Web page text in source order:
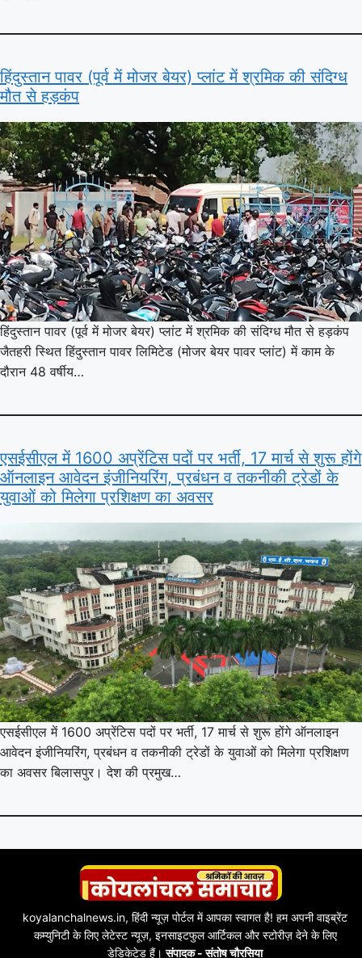
हिंदुस्तान पावर (पूर्व में मोजर बेयर) प्लांट में श्रमिक की संदिग्ध
मौत से हड़कंप
हिंदुस्तान पावर (पूर्व में मोजर बेयर) प्लांट में श्रमिक की संदिग्ध मौत से हड़कंप
जैतहरी स्थित हिंदुस्तान पावर लिमिटेड (मोजर बेयर पावर प्लांट) में काम के
दौरान 48 वर्षीय…
एसईसीएल में 1600 अप्रेंटिस पदों पर भर्ती, 17 मार्च से शुरू होंगे
ऑनलाइन आवेदन इंजीनियरिंग, प्रबंधन व तकनीकी ट्रेडों के
युवाओं को मिलेगा प्रशिक्षण का अवसर
एसईसीएल में 1600 अप्रेंटिस पदों पर भर्ती, 17 मार्च से शुरू होंगे ऑनलाइन
आवेदन इंजीनियरिंग, प्रबंधन व तकनीकी ट्रेडों के युवाओं को मिलेगा प्रशिक्षण
का अवसर बिलासपुर। देश की प्रमुख…
koyalanchalnews.in, हिंदी न्यूज़ पोर्टल में आपका स्वागत है! हम अपनी वाइब्रेंट
कम्युनिटी के लिए लेटेस्ट न्यूज़, इनसाइटफुल आर्टिकल और स्टोरीज़ देने के लिए
डेडिकेटेड हैं।संपादक - संतोष चौरसिया